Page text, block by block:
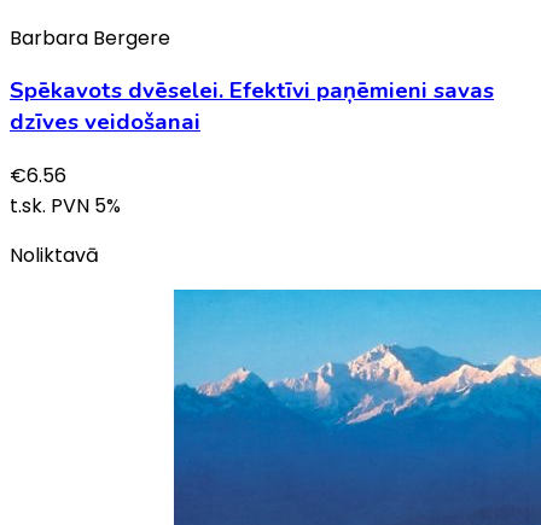
Barbara Bergere
Spēkavots dvēselei. Efektīvi paņēmieni savas
dzīves veidošanai
€6.56
t.sk. PVN 5%
Noliktavā